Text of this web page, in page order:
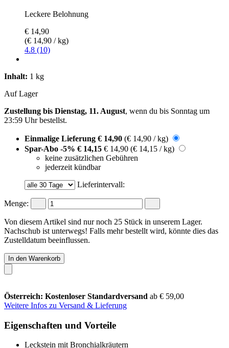
Leckere Belohnung
€ 14,90
(€ 14,90 / kg)
4.8 (10)
Inhalt: 1 kg
Auf Lager
Zustellung bis Dienstag, 11. August, wenn du bis Sonntag um
23:59 Uhrbestellst.
Einmalige Lieferung € 14,90 (€ 14,90 / kg)
Spar-Abo -5% € 14,15 € 14,90 (€ 14,15 / kg)
keine zusätzlichen Gebühren
jederzeit kündbar
Lieferintervall:
Menge:
Von diesem Artikel sind nur noch 25 Stück in unserem Lager.
Nachschub ist unterwegs! Falls mehr bestellt wird, könnte dies das
Zustelldatum beeinflussen.
In den Warenkorb
Österreich: Kostenloser Standardversand ab € 59,00
Weitere Infos zu Versand & Lieferung
Eigenschaften und Vorteile
Leckstein mit Bronchialkräutern